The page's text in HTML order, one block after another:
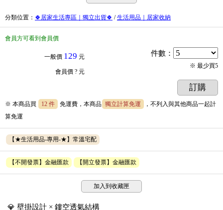
分類位置 ： 🍀居家生活專區｜獨立出貨🍀 /生活用品｜居家收納
會員方可看到會員價
一般價 129 元
會員價 ? 元
件數 ：
※ 最少買5
訂購
※ 本商品買 12 件 免運費，本商品 獨立計算免運
，不列入與其他商品一起計
算免運
【★生活用品-專用-★】常溫宅配
【不開發票】金融匯款 【開立發票】金融匯款
加入到收藏匣
💎 壁掛設計 × 鏤空透氣結構